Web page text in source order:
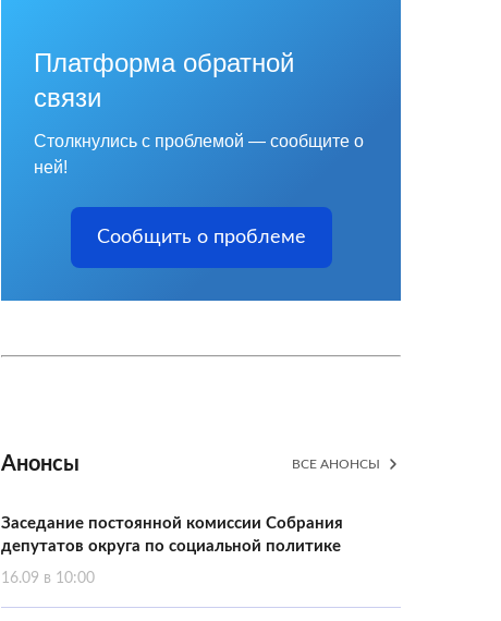
Платформа обратной
связи
Столкнулись с проблемой — сообщите о
ней!
Сообщить о проблеме
Анонсы ВСЕ АНОНСЫ
Заседание постоянной комиссии Собрания
депутатов округа по социальной политике
16.09 в 10:00